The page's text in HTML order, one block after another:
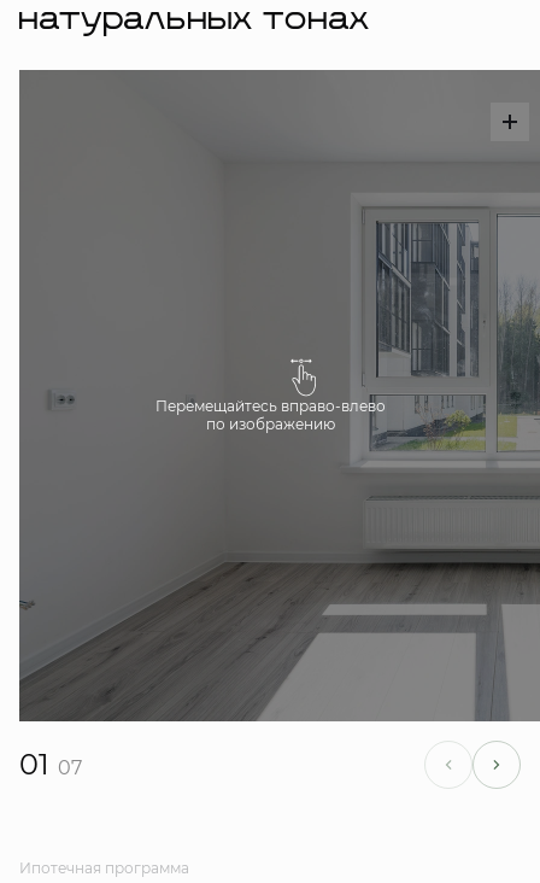
натуральных тонах
Перемещайтесь вправо-влево
по изображению
01 07
Ипотечная программа